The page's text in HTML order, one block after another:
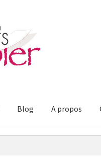
Blog A propos